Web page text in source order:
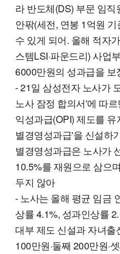
라 반도체(DS) 부문 임
안팎(세전, 연봉 1억원
수 있게 되어. 올해 적자
스템LSI·파운드리) 사업
6000만원의 성과급을 보
- 21일 삼성전자 노사가
노사 잠정 합의서'에 따
익성과급(OPI) 제도를
별경영성과급'을 신설하
별경영성과급은 노사가
10.5%를 재원으로 삼으
두지 않아
- 노사는 올해 평균 임금
상률 4.1%, 성과인상률
대부 제도 신설과 자녀
100만원·둘째 200만원·